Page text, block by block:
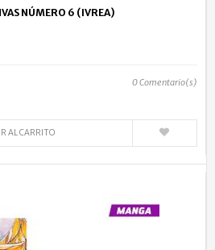
NÚMERO 6 (IVREA)
0Comentario(s)
AL CARRITO